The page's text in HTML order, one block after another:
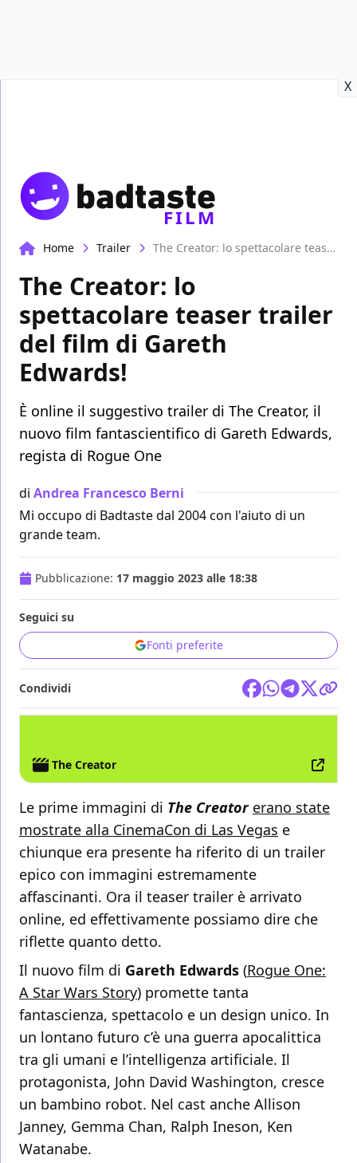
X
FILM
Home Trailer The Creator: lo spettacolare teaser trailer del film di Gareth Edwards!
The Creator: lo
spettacolare teaser trailer
del film di Gareth
Edwards!
È online il suggestivo trailer di The Creator, il
nuovo film fantascientifico di Gareth Edwards,
regista di Rogue One
di Andrea Francesco Berni
Mi occupo di Badtaste dal 2004 con l'aiuto di un
grande team.
Pubblicazione: 17 maggio 2023 alle 18:38
Seguici su
Fonti preferite
Condividi
The Creator
Le prime immagini di The Creator erano state
mostrate alla CinemaCon di Las Vegas e
chiunque era presente ha riferito di un trailer
epico con immagini estremamente
affascinanti. Ora il teaser trailer è arrivato
online, ed effettivamente possiamo dire che
riflette quanto detto.
Il nuovo film di Gareth Edwards (Rogue One:
A Star Wars Story) promette tanta
fantascienza, spettacolo e un design unico. In
un lontano futuro c’è una guerra apocalittica
tra gli umani e l’intelligenza artificiale. Il
protagonista, John David Washington, cresce
un bambino robot. Nel cast anche Allison
Janney, Gemma Chan, Ralph Ineson, Ken
Watanabe.